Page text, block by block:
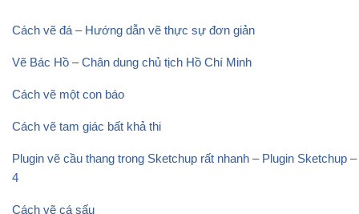
Cách vẽ đá – Hướng dẫn vẽ thực sự đơn giản
Vẽ Bác Hồ – Chân dung chủ tịch Hồ Chí Minh
Cách vẽ một con báo
Cách vẽ tam giác bất khả thi
Plugin vẽ cầu thang trong Sketchup rất nhanh – Plugin Sketchup –
4
Cách vẽ cá sấu